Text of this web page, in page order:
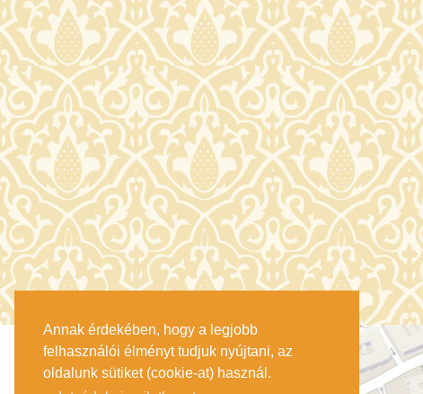
Annak érdekében, hogy a legjobb
felhasználói élményt tudjuk nyújtani, az
oldalunk sütiket (cookie-at) használ.